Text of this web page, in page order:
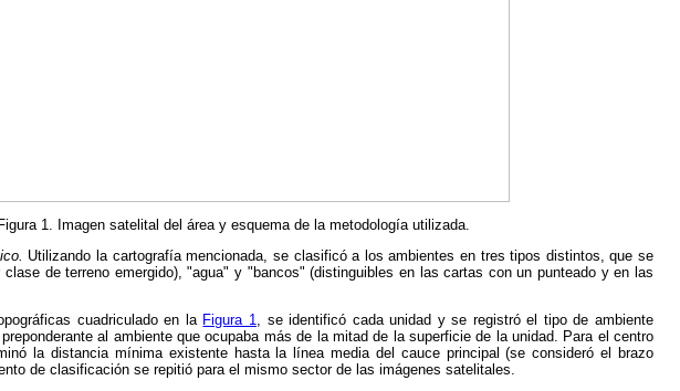
Figura 1. Imagen satelital del área y esquema de la metodología utilizada.
Utilizando la cartografía mencionada, se clasificó a los ambientes en tres tipos distintos, que se
clase de terreno emergido), "agua" y "bancos" (distinguibles en las cartas con un punteado y en las
cuadriculado en la Figura 1, se identificó cada unidad y se registró el tipo de ambiente
al ambiente que ocupaba más de la mitad de la superficie de la unidad. Para el centro
la distancia mínima existente hasta la línea media del cauce principal (se consideró el brazo
de clasificación se repitió para el mismo sector de las imágenes satelitales.